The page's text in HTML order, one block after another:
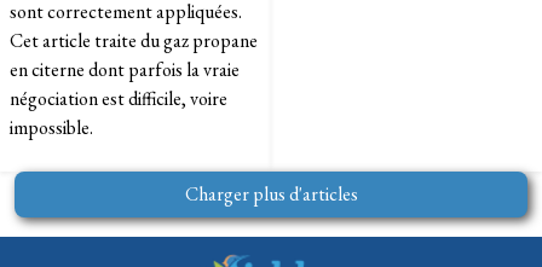
sont correctement appliquées.
Cet article traite du gaz propane
en citerne dont parfois la vraie
négociation est difficile, voire
impossible.
Charger plus d'articles